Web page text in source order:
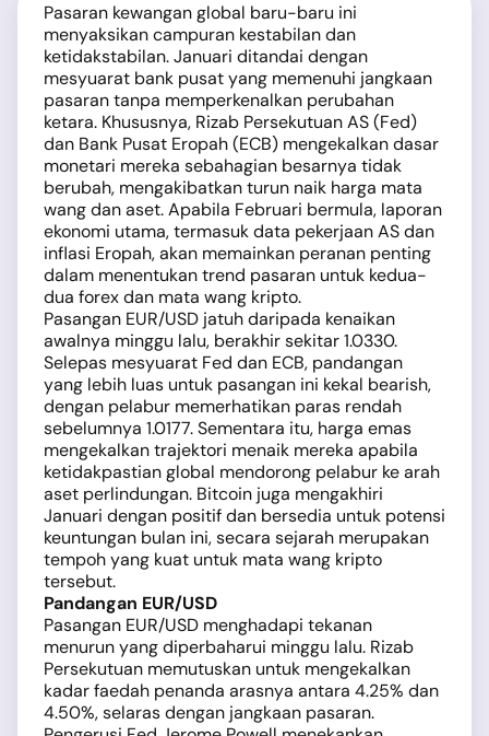
Pasaran kewangan global baru-baru ini
menyaksikan campuran kestabilan dan
ketidakstabilan. Januari ditandai dengan
mesyuarat bank pusat yang memenuhi jangkaan
pasaran tanpa memperkenalkan perubahan
ketara. Khususnya, Rizab Persekutuan AS (Fed)
dan Bank Pusat Eropah (ECB) mengekalkan dasar
monetari mereka sebahagian besarnya tidak
berubah, mengakibatkan turun naik harga mata
wang dan aset. Apabila Februari bermula, laporan
ekonomi utama, termasuk data pekerjaan AS dan
inflasi Eropah, akan memainkan peranan penting
dalam menentukan trend pasaran untuk kedua-
dua forex dan mata wang kripto.
Pasangan EUR/USD jatuh daripada kenaikan
awalnya minggu lalu, berakhir sekitar 1.0330.
Selepas mesyuarat Fed dan ECB, pandangan
yang lebih luas untuk pasangan ini kekal bearish,
dengan pelabur memerhatikan paras rendah
sebelumnya 1.0177. Sementara itu, harga emas
mengekalkan trajektori menaik mereka apabila
ketidakpastian global mendorong pelabur ke arah
aset perlindungan. Bitcoin juga mengakhiri
Januari dengan positif dan bersedia untuk potensi
keuntungan bulan ini, secara sejarah merupakan
tempoh yang kuat untuk mata wang kripto
tersebut.
Pandangan EUR/USD
Pasangan EUR/USD menghadapi tekanan
menurun yang diperbaharui minggu lalu. Rizab
Persekutuan memutuskan untuk mengekalkan
kadar faedah penanda arasnya antara 4.25% dan
4.50%, selaras dengan jangkaan pasaran.